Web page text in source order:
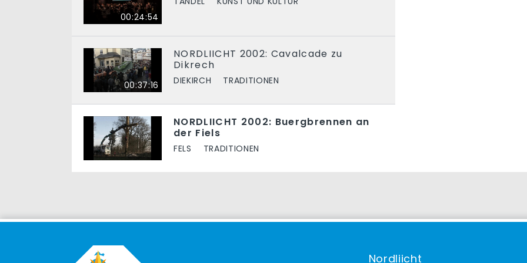
00:24:54
00:37:16
NORDLIICHT 2002: Cavalcade zu
Dikrech
DIEKIRCH TRADITIONEN
NORDLIICHT 2002: Buergbrennen an
der Fiels
FELS TRADITIONEN
Nordliicht